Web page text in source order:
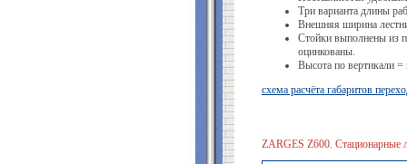
Три варианта длины
Внешняя ширина
Стойки выполнены из
оцинкованы.
Высота по вертикали
схема расчёта габаритов
ZARGES Z600. Стационарные